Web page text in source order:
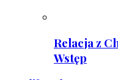
Relacja z
Wstęp